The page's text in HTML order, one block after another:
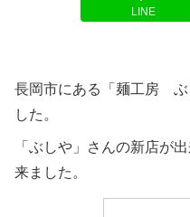
LINE
長岡市にある「麺工房
した。
「ぶしや」さんの新店が
来ました。